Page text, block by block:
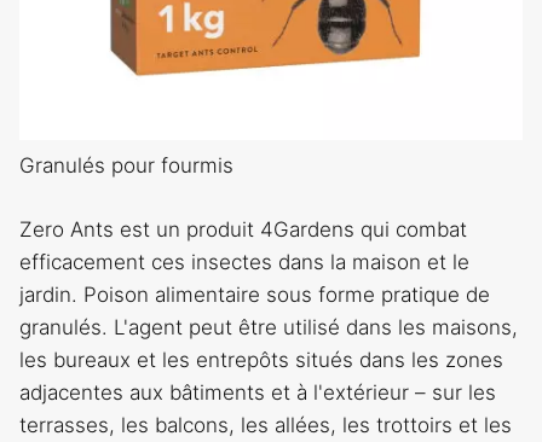
Granulés pour fourmis
Zero Ants est un produit 4Gardens qui combat
efficacement ces insectes dans la maison et le
jardin. Poison alimentaire sous forme pratique de
granulés. L'agent peut être utilisé dans les maisons,
les bureaux et les entrepôts situés dans les zones
adjacentes aux bâtiments et à l'extérieur – sur les
terrasses, les balcons, les allées, les trottoirs et les